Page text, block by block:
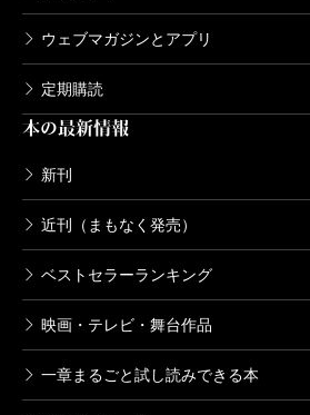
ウェブマガジンとアプリ
定期購読
本の最新情報
新刊
近刊（まもなく発売）
ベストセラーランキング
映画・テレビ・舞台作品
一章まるごと試し読みできる本